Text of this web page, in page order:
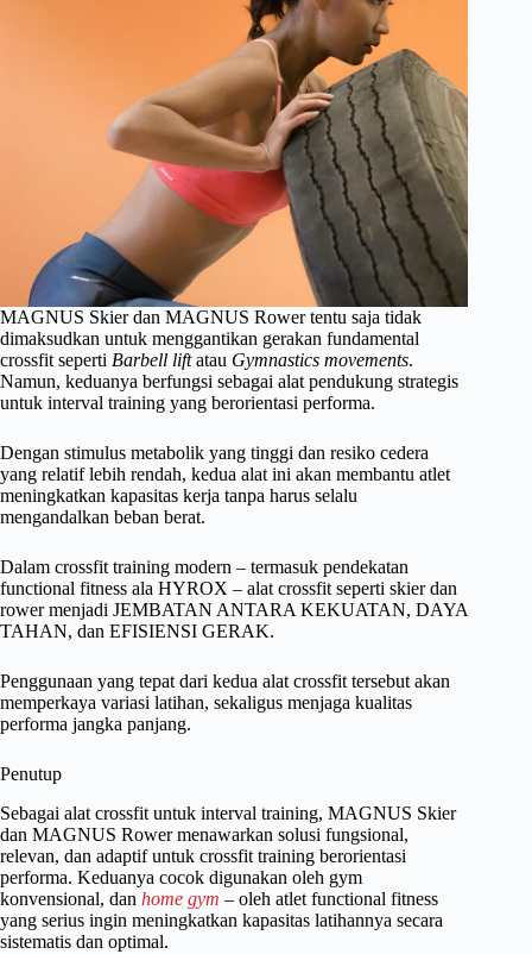
MAGNUS Skier dan MAGNUS Rower tentu saja tidak
dimaksudkan untuk menggantikan gerakan fundamental
crossfit seperti Barbell liftatau Gymnastics movements.
Namun, keduanya berfungsi sebagai alat pendukung strategis
untuk interval training yang berorientasi performa.
Dengan stimulus metabolik yang tinggi dan resiko cedera
yang relatif lebih rendah, kedua alat ini akan membantu atlet
meningkatkan kapasitas kerja tanpa harus selalu
mengandalkan beban berat.
Dalam crossfit training modern – termasuk pendekatan
functional fitness ala HYROX – alat crossfit seperti skier dan
rower menjadi JEMBATAN ANTARA KEKUATAN, DAYA
TAHAN, dan EFISIENSI GERAK.
Penggunaan yang tepat dari kedua alat crossfit tersebut akan
memperkaya variasi latihan, sekaligus menjaga kualitas
performa jangka panjang.
Penutup
Sebagai alat crossfit untuk interval training, MAGNUS Skier
dan MAGNUS Rower menawarkan solusi fungsional,
relevan, dan adaptif untuk crossfit training berorientasi
performa. Keduanya cocok digunakan oleh gym
konvensional, dan home gym – oleh atlet functional fitness
yang serius ingin meningkatkan kapasitas latihannya secara
sistematis dan optimal.